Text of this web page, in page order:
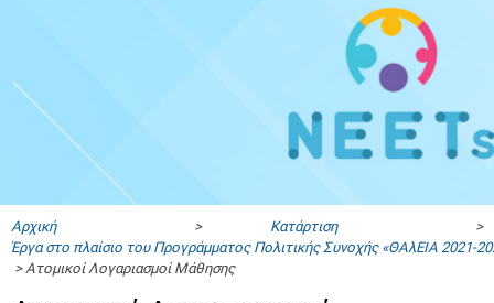
Αρχική> Κατάρτιση>
Έργα στο πλαίσιο του Προγράμματος Πολιτικής Συνοχής «ΘΑλΕΙΑ 2021-
> Ατομικοί Λογαριασμοί Μάθησης